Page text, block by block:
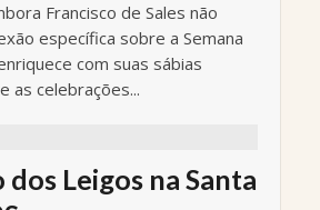
Francisco de Sales não
específica sobre a Semana
com suas sábias
as celebrações...
Leigos na Santa